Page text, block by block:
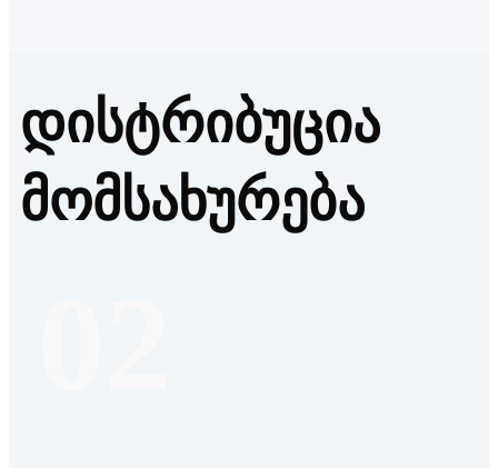
დისტრიბუცია
მომსახურება